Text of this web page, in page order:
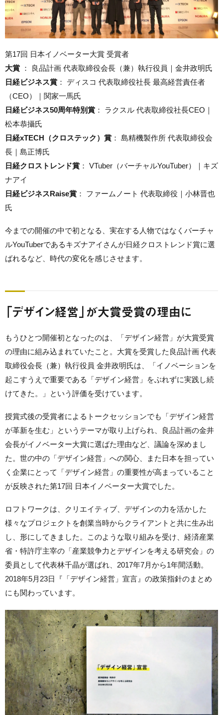
第17回 日本イノベーター大賞 受賞者
大賞 ： 良品計画 代表取締役会長（兼）執行役員｜金井政明氏
日経ビジネス賞 ： ディスコ 代表取締役社長 最高経営責任者
（CEO）｜関家一馬氏
日経ビジネス50周年特別賞 ： ラクスル 代表取締役社長CEO｜
松本恭攝氏
日経xTECH（クロステック）賞 ： 島精機製作所 代表取締役会
長｜島正博氏
日経クロストレンド賞 ： VTuber（バーチャルYouTuber）｜キズ
ナアイ
日経ビジネスRaise賞 ： ファームノート 代表取締役｜小林晋也
氏
今までの開催の中で初となる、実在する人物ではなくバーチャ
ルYouTuberであるキズナアイさんが日経クロストレンド賞に選
ばれるなど、時代の変化を感じさせます。
「デザイン経営」が大賞受賞の理由に
もうひとつ開催初となったのは、「デザイン経営」が大賞受賞
の理由に組み込まれていたこと。大賞を受賞した良品計画 代表
取締役会長（兼）執行役員 金井政明氏は、「イノベーションを
起こすうえで重要である「デザイン経営」をぶれずに実践し続
けてきた。」という評価を受けています。
授賞式後の受賞者によるトークセッションでも「デザイン経営
が革新を生む」というテーマが取り上げられ、良品計画の金井
会長がイノベーター大賞に選ばた理由など、議論を深めまし
た。世の中の「デザイン経営」への関心、また日本を担ってい
く企業にとって「デザイン経営」の重要性が高まっていること
が反映された第17回 日本イノベーター大賞でした。
ロフトワークは、クリエイティブ、デザインの力を活かした
様々なプロジェクトを創業当時からクライアントと共に生み出
し、形にしてきました。このような取り組みを受け、経済産業
省・特許庁主宰の「産業競争力とデザインを考える研究会」の
委員として代表林千晶が選ばれ、2017年7月から1年間活動。
2018年5月23日『「デザイン経営」宣言』の政策指針のまとめ
にも関わっています。